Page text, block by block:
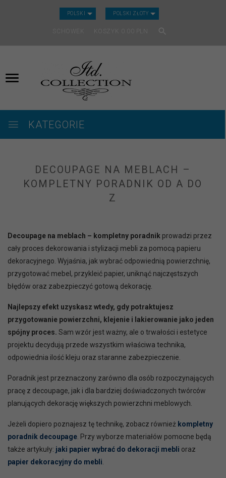
POLSKI CURRENCY_H
POLSKI ZŁOTY
SCHOWEK KOSZYK
KATEGORIE
DECOUPAGE NA MEBLACH –
KOMPLETNY PORADNIK OD A DO
Z
Decoupage na meblach – kompletny poradnik prowadzi przez
cały proces dekorowania i stylizacji mebli za pomocą papieru
dekoracyjnego. Wyjaśnia, jak wybrać odpowiednią powierzchnię,
przygotować mebel, przykleić papier, uniknąć najczęstszych
błędów oraz zabezpieczyć gotową dekorację.
Najlepszy efekt uzyskasz wtedy, gdy potraktujesz
przygotowanie powierzchni, klejenie i lakierowanie jako jeden
spójny proces. Sam wzór jest ważny, ale o trwałości i estetyce
projektu decydują przede wszystkim właściwa technika,
odpowiednia ilość kleju oraz staranne zabezpieczenie.
Poradnik jest przeznaczony zarówno dla osób rozpoczynających
pracę z decoupage, jak i dla bardziej doświadczonych twórców
planujących dekorację większych powierzchni meblowych.
Jeżeli dopiero poznajesz tę technikę, zobacz również kompletny
poradnik decoupage . Przy wyborze materiałów pomocne będą
także artykuły: jaki papier wybrać do dekoracji mebli oraz
papier dekoracyjny do mebli